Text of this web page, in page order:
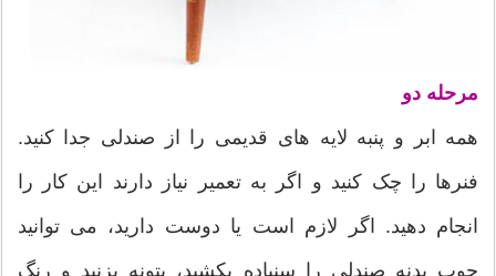
مرحله دو
همه ابر و پنبه لایه های قدیمی را از صندلی جدا کنید.
فنرها را چک کنید و اگر به تعمیر نیاز دارند این کار را
انجام دهید. اگر لازم است یا دوست دارید، می توانید
چوب بدنه صندلی را سنباده بکشید، بتونه بزنید و رنگ